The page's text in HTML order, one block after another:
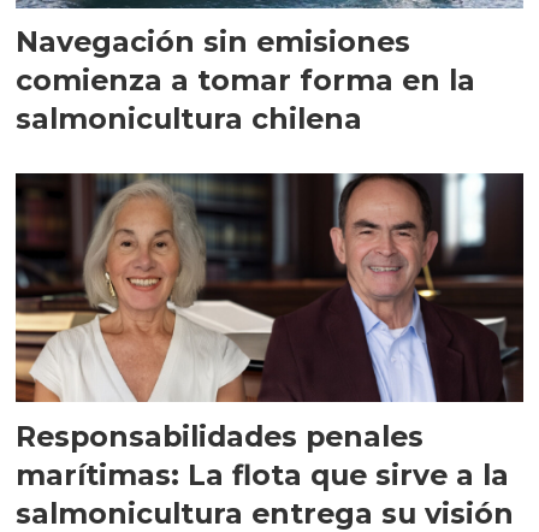
Navegación sin emisiones
comienza a tomar forma en la
salmonicultura chilena
Responsabilidades penales
marítimas: La flota que sirve a la
salmonicultura entrega su visión